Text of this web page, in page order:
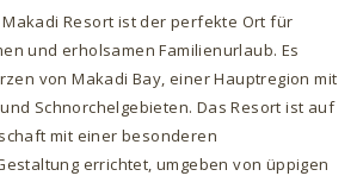
Makadi Resort ist der perfekte Ort für
und erholsamen Familienurlaub. Es
von Makadi Bay, einer Hauptregion mit
Schnorchelgebieten. Das Resort ist auf
mit einer besonderen
errichtet, umgeben von üppigen